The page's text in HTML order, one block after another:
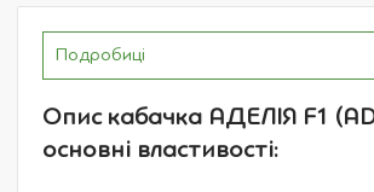
Подробиці
Опис кабачка АДЕЛІЯ F1
основні властивості: